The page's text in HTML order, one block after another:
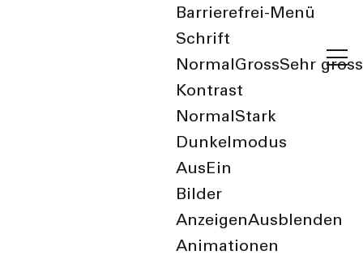
Barrierefrei-Menü
Schrift
Normal GrossSehr gross
Kontrast
Normal Stark
Dunkelmodus
Aus Ein
Bilder
AnzeigenAusblenden
Animationen
zurück zur Übersicht
Tiefbau & Umwelt